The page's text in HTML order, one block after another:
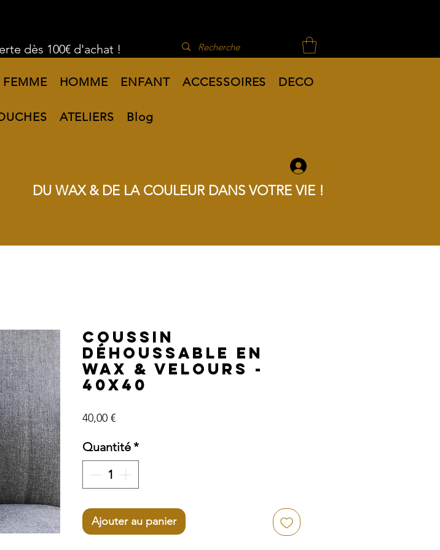
DU WAX & DE LA COULEUR DANS VOTRE VIE !
FEMME HOMME ENFANT ACCESSOIRES DECO
ATELIERS Blog
dès 100€ d'achat !
Coussin
déhoussable en
Wax & Velours -
40x40
40,00 €Prix
Quantité*
Ajouter au panier